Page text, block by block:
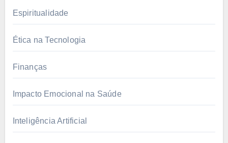
Espiritualidade
Ética na Tecnologia
Finanças
Impacto Emocional na Saúde
Inteligência Artificial